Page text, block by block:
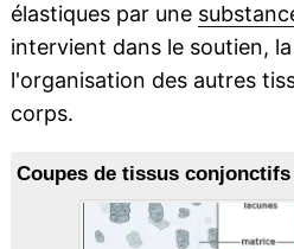
élastiques par une
intervient dans le soutien,
l'organisation des autres
corps.
Coupes de tissus conjonctifs